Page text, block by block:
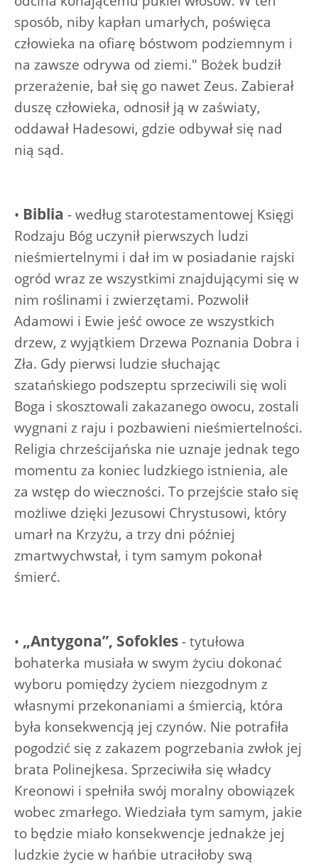
sposób, niby kapłan umarłych, poświęca
człowieka na ofiarę bóstwom podziemnym i
na zawsze odrywa od ziemi." Bożek budził
przerażenie, bał się go nawet Zeus. Zabierał
duszę człowieka, odnosił ją w zaświaty,
oddawał Hadesowi, gdzie odbywał się nad
nią sąd.
• Biblia - według starotestamentowej Księgi
Rodzaju Bóg uczynił pierwszych ludzi
nieśmiertelnymi i dał im w posiadanie rajski
ogród wraz ze wszystkimi znajdującymi się w
nim roślinami i zwierzętami. Pozwolił
Adamowi i Ewie jeść owoce ze wszystkich
drzew, z wyjątkiem Drzewa Poznania Dobra i
Zła. Gdy pierwsi ludzie słuchając
szatańskiego podszeptu sprzeciwili się woli
Boga i skosztowali zakazanego owocu, zostali
wygnani z raju i pozbawieni nieśmiertelności.
Religia chrześcijańska nie uznaje jednak tego
momentu za koniec ludzkiego istnienia, ale
za wstęp do wieczności. To przejście stało się
możliwe dzięki Jezusowi Chrystusowi, który
umarł na Krzyżu, a trzy dni później
zmartwychwstał, i tym samym pokonał
śmierć.
• „Antygona”, Sofokles- tytułowa
bohaterka musiała w swym życiu dokonać
wyboru pomiędzy życiem niezgodnym z
własnymi przekonaniami a śmiercią, która
była konsekwencją jej czynów. Nie potrafiła
pogodzić się z zakazem pogrzebania zwłok jej
brata Polinejkesa. Sprzeciwiła się władcy
Kreonowi i spełniła swój moralny obowiązek
wobec zmarłego. Wiedziała tym samym, jakie
to będzie miało konsekwencje jednakże jej
ludzkie życie w hańbie utraciłoby swą